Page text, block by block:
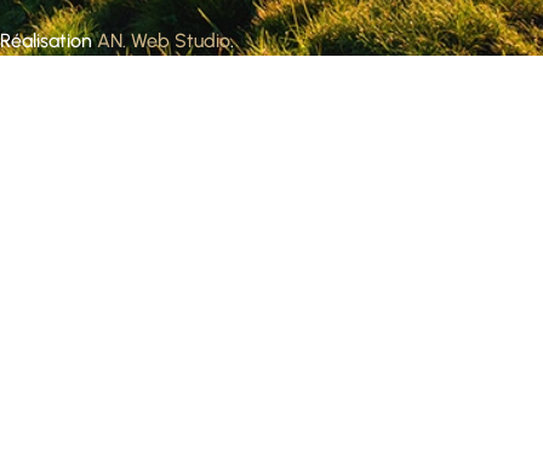
RéalisationAN. Web Studio.